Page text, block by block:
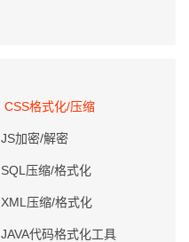
CSS格式化/压缩
JS加密/解密
SQL压缩/格式化
XML压缩/格式化
JAVA代码格式化工具